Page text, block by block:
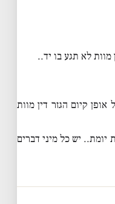
מוות לא תגע בו יד..
קיום הגזר דין מוות
יומת.. יש כל מיני דברים